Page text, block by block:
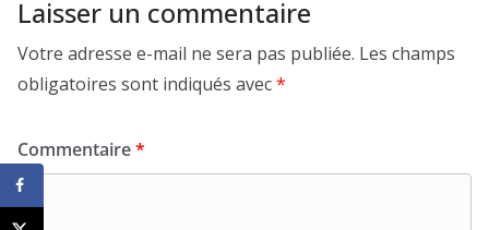
Laisser un commentaire
Votre adresse e-mail ne sera pas publiée. Les champs
obligatoires sont indiqués avec*
Commentaire*